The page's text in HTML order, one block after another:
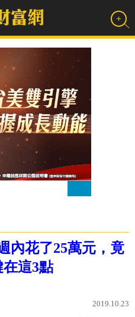
內花了25萬元，竟
在這3點
2019.10.23